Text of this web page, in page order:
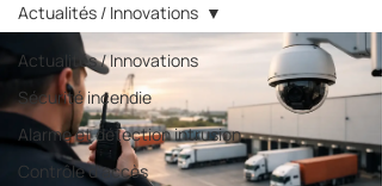
Actualités / Innovations
Sécurité incendie
Alarme et détection intrusion
Contrôle d'accès
Actualités / Innovations